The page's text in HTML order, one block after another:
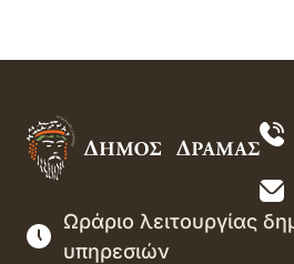
Ωράριο λειτουργίας
υπηρεσιών